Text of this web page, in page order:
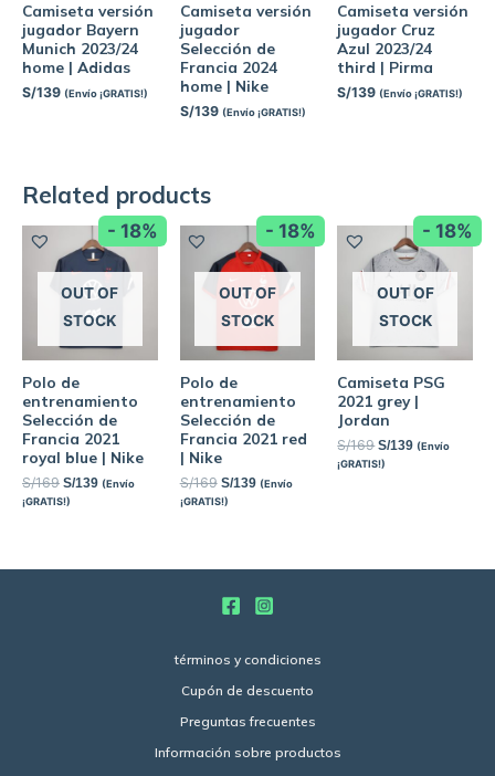
Camiseta versión
jugador Bayern
Munich 2023/24
home | Adidas
S/139 (Envío ¡GRATIS!)
Camiseta versión
jugador
Selección de
Francia 2024
home | Nike
S/139 (Envío ¡GRATIS!)
Camiseta versión
jugador Cruz
Azul 2023/24
third | Pirma
S/139 (Envío ¡GRATIS!)
Related products
- 18%
OUT OF
STOCK
Polo de
entrenamiento
Selección de
Francia 2021
royal blue | Nike
S/169 S/139 (Envío
¡GRATIS!)
- 18%
OUT OF
STOCK
Polo de
entrenamiento
Selección de
Francia 2021 red
| Nike
S/169 S/139 (Envío
¡GRATIS!)
- 18%
OUT OF
STOCK
Camiseta PSG
2021 grey |
Jordan
S/169 S/139 (Envío
¡GRATIS!)
términos y condiciones
Cupón de descuento
Preguntas frecuentes
Información sobre productos